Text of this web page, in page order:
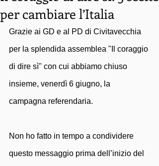
per cambiare l’Italia
Grazie ai GD e al PD di Civitavecchia
per la splendida assemblea "Il coraggio
di dire sì" con cui abbiamo chiuso
insieme, venerdì 6 giugno, la
campagna referendaria.
Non ho fatto in tempo a condividere
questo messaggio prima dell’inizio del